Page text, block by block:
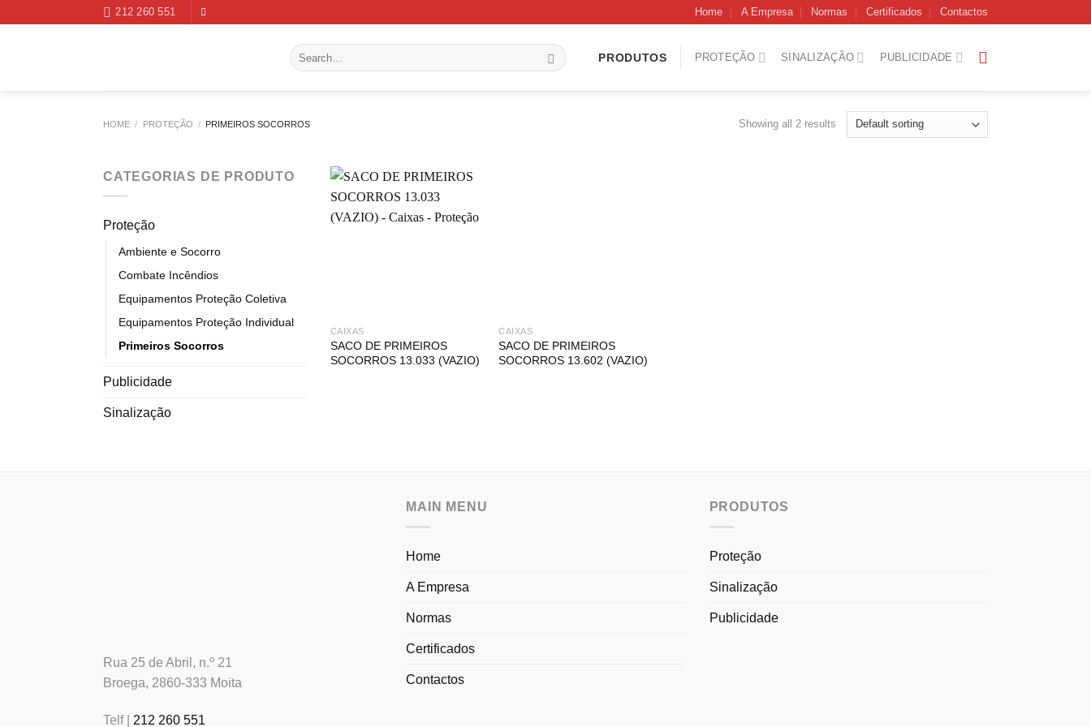
212 260 551 Home A Empresa Normas Certificados Contactos
Search
for:
PRODUTOS PROTEÇÃO SINALIZAÇÃO PUBLICIDADE
HOME / PROTEÇÃO / PRIMEIROS SOCORROS Showing all 2 results
CATEGORIAS DE PRODUTO
Proteção
Ambiente e Socorro
Combate Incêndios
Equipamentos Proteção Coletiva
Equipamentos Proteção Individual
Primeiros Socorros
Publicidade
Sinalização
CAIXAS
SACO DE PRIMEIROS
SOCORROS 13.033 (VAZIO)
CAIXAS
SACO DE PRIMEIROS
SOCORROS 13.602 (VAZIO)
Rua 25 de Abril, n.º 21
Broega, 2860-333 Moita
Telf | 212 260 551
MAIN MENU
Home
A Empresa
Normas
Certificados
Contactos
PRODUTOS
Proteção
Sinalização
Publicidade